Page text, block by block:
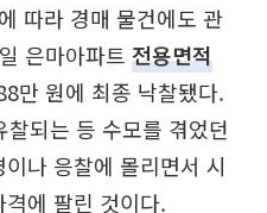
따라 경매 물건에도 관
은마아파트 전용면적
만 원에 최종 낙찰됐다.
되는 등 수모를 겪었던
나 응찰에 몰리면서 시
에 팔린 것이다.